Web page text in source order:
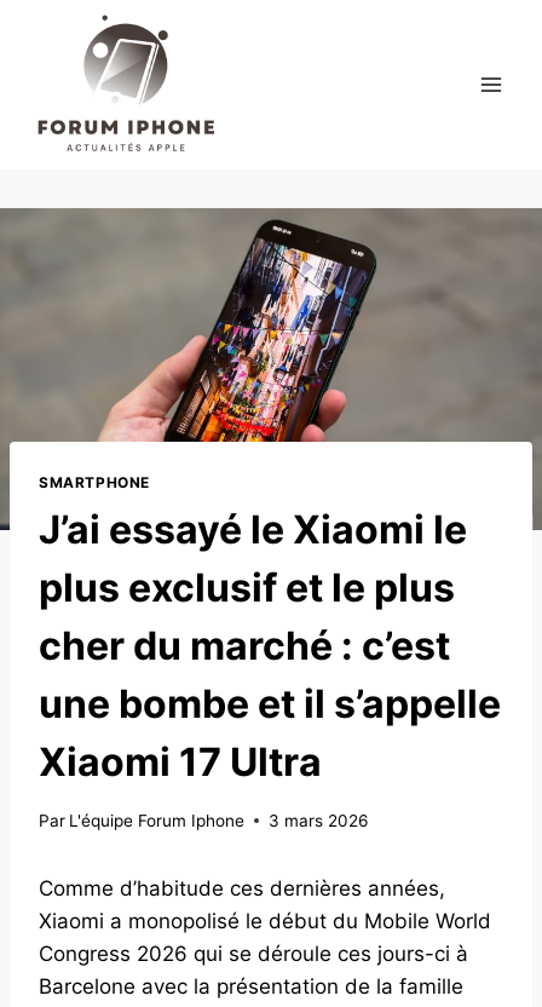
SMARTPHONE
J’ai essayé le Xiaomi le
plus exclusif et le plus
cher du marché : c’est
une bombe et il s’appelle
Xiaomi 17 Ultra
Par L'équipe Forum Iphone 3 mars 2026
Comme d’habitude ces dernières années,
Xiaomi a monopolisé le début du Mobile World
Congress 2026 qui se déroule ces jours-ci à
Barcelone avec la présentation de la famille